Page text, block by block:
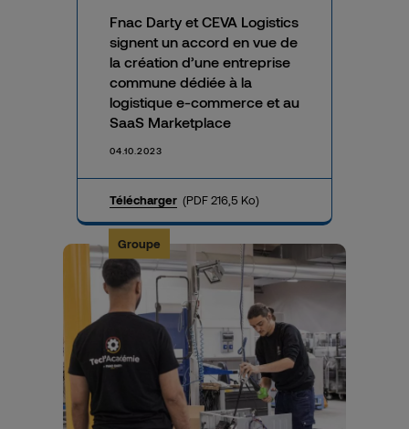
Fnac Darty et CEVA Logistics
signent un accord en vue de
la création d’une entreprise
commune dédiée à la
logistique e-commerce et au
SaaS Marketplace
04.10.2023
Télécharger (PDF 216,5 Ko)
Groupe